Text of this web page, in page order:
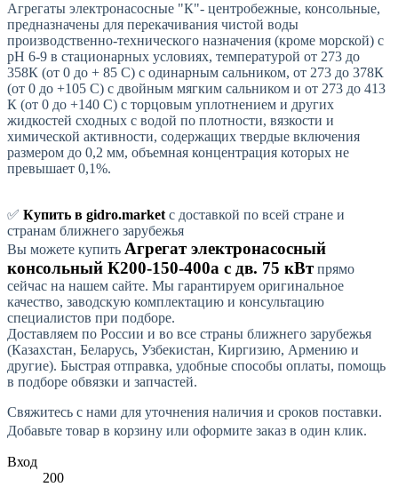
Агрегаты электронасосные "К"- центробежные, консольные,
предназначены для перекачивания чистой воды
производственно-технического назначения (кроме морской) с
рН 6-9 в стационарных условиях, температурой от 273 до
358К (от 0 до + 85 С) с одинарным сальником, от 273 до 378К
(от 0 до +105 С) с двойным мягким сальником и от 273 до 413
К (от 0 до +140 С) с торцовым уплотнением и других
жидкостей сходных с водой по плотности, вязкости и
химической активности, содержащих твердые включения
размером до 0,2 мм, объемная концентрация которых не
превышает 0,1%.
✅ Купить в gidro.market с доставкой по всей стране и
странам ближнего зарубежья
Вы можете купить Агрегат электронасосный
консольный К200-150-400а с дв. 75 кВтпрямо
сейчас на нашем сайте. Мы гарантируем оригинальное
качество, заводскую комплектацию и консультацию
специалистов при подборе.
Доставляем по России и во все страны ближнего зарубежья
(Казахстан, Беларусь, Узбекистан, Киргизию, Армению и
другие). Быстрая отправка, удобные способы оплаты, помощь
в подборе обвязки и запчастей.
Свяжитесь с нами для уточнения наличия и сроков поставки.
Добавьте товар в корзину или оформите заказ в один клик.
Вход
200